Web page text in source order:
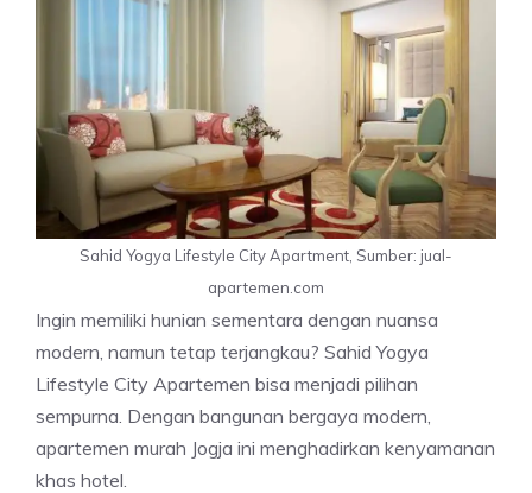
Sahid Yogya Lifestyle City Apartment, Sumber: jual-
apartemen.com
Ingin memiliki hunian sementara dengan nuansa
modern, namun tetap terjangkau? Sahid Yogya
Lifestyle City Apartemen bisa menjadi pilihan
sempurna. Dengan bangunan bergaya modern,
apartemen murah Jogja ini menghadirkan kenyamanan
khas hotel.